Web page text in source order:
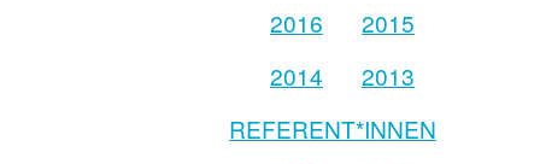
2016
2015
2014
2013
REFERENT*INNEN